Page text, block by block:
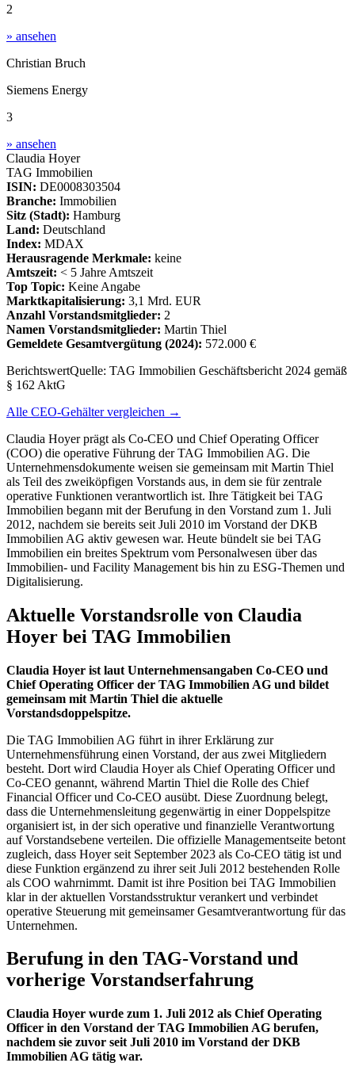
2
» ansehen
Christian Bruch
Siemens Energy
3
» ansehen
Claudia Hoyer
TAG Immobilien
ISIN: DE0008303504
Branche: Immobilien
Sitz (Stadt): Hamburg
Land: Deutschland
Index: MDAX
Herausragende Merkmale: keine
Amtszeit: < 5 Jahre Amtszeit
Top Topic: Keine Angabe
Marktkapitalisierung: 3,1 Mrd. EUR
Anzahl Vorstandsmitglieder: 2
Namen Vorstandsmitglieder: Martin Thiel
Gemeldete Gesamtvergütung (2024): 572.000 €
BerichtswertQuelle: TAG Immobilien Geschäftsbericht 2024 gemäß
§ 162 AktG
Alle CEO-Gehälter vergleichen →
Claudia Hoyer prägt als Co-CEO und Chief Operating Officer
(COO) die operative Führung der TAG Immobilien AG. Die
Unternehmensdokumente weisen sie gemeinsam mit Martin Thiel
als Teil des zweiköpfigen Vorstands aus, in dem sie für zentrale
operative Funktionen verantwortlich ist. Ihre Tätigkeit bei TAG
Immobilien begann mit der Berufung in den Vorstand zum 1. Juli
2012, nachdem sie bereits seit Juli 2010 im Vorstand der DKB
Immobilien AG aktiv gewesen war. Heute bündelt sie bei TAG
Immobilien ein breites Spektrum vom Personalwesen über das
Immobilien- und Facility Management bis hin zu ESG-Themen und
Digitalisierung.
Aktuelle Vorstandsrolle von Claudia
Hoyer bei TAG Immobilien
Claudia Hoyer ist laut Unternehmensangaben Co-CEO und
Chief Operating Officer der TAG Immobilien AG und bildet
gemeinsam mit Martin Thiel die aktuelle
Vorstandsdoppelspitze.
Die TAG Immobilien AG führt in ihrer Erklärung zur
Unternehmensführung einen Vorstand, der aus zwei Mitgliedern
besteht. Dort wird Claudia Hoyer als Chief Operating Officer und
Co-CEO genannt, während Martin Thiel die Rolle des Chief
Financial Officer und Co-CEO ausübt. Diese Zuordnung belegt,
dass die Unternehmensleitung gegenwärtig in einer Doppelspitze
organisiert ist, in der sich operative und finanzielle Verantwortung
auf Vorstandsebene verteilen. Die offizielle Managementseite betont
zugleich, dass Hoyer seit September 2023 als Co-CEO tätig ist und
diese Funktion ergänzend zu ihrer seit Juli 2012 bestehenden Rolle
als COO wahrnimmt. Damit ist ihre Position bei TAG Immobilien
klar in der aktuellen Vorstandsstruktur verankert und verbindet
operative Steuerung mit gemeinsamer Gesamtverantwortung für das
Unternehmen.
Berufung in den TAG-Vorstand und
vorherige Vorstandserfahrung
Claudia Hoyer wurde zum 1. Juli 2012 als Chief Operating
Officer in den Vorstand der TAG Immobilien AG berufen,
nachdem sie zuvor seit Juli 2010 im Vorstand der DKB
Immobilien AG tätig war.